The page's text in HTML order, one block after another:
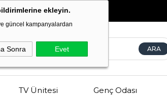
ekleyin.
güncel kampanyalardan
Sonra Evet
Buluşma Noktası
TV Ünitesi Genç Odası